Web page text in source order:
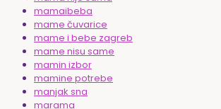
mamaibeba
mame čuvarice
mame i bebe zagreb
mame nisu same
mamin izbor
mamine potrebe
manjak sna
marama